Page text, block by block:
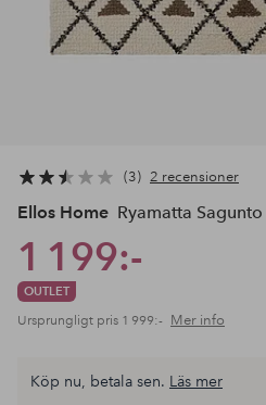
3 2 recensioner
Ellos Home Ryamatta Sagunto
1 199:-
OUTLET
Ursprungligt pris 1 999:- Mer info
storlek
Lägg i
Köp nu, betala sen. Läs mer